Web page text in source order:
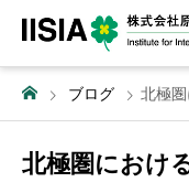
ブログ 北極圏にお
北極圏におけ